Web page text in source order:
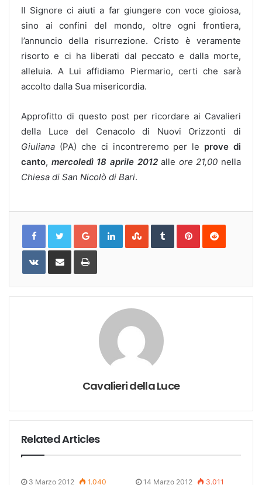
Il Signore ci aiuti a far giungere con voce gioiosa,
sino ai confini del mondo, oltre ogni frontiera,
l’annuncio della risurrezione. Cristo è veramente
risorto e ci ha liberati dal peccato e dalla morte,
alleluia. A Lui affidiamo Piermario, certi che sarà
accolto dalla Sua misericordia.
Approfitto di questo post per ricordare ai Cavalieri
della Luce del Cenacolo di Nuovi Orizzonti di
Giuliana (PA) che ci incontreremo per le prove di
canto, mercoledì 18 aprile 2012alle ore 21,00 nella
Chiesa di San Nicolò di Bari.
Google+LinkedInStumbleUpon
TumblrPinterestReddit
VKontakteShare
Email
Print
Cavalieri della Luce
Related Articles
3 Marzo 2012 1.040 14 Marzo 2012 3.011